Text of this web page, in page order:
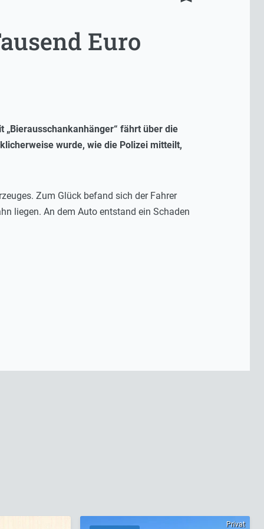
Euro
fährt über die
wurde, wie die Polizei mitteilt,
Zum Glück befand sich der Fahrer
liegen. An dem Auto entstand ein Schaden
Privat